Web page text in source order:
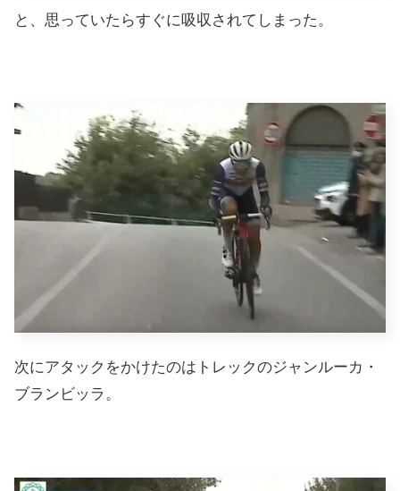
と、思っていたらすぐに吸収されてしまった。
次にアタックをかけたのはトレックのジャンルーカ・
ブランビッラ。